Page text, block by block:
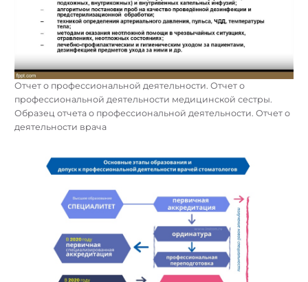
Отчет о профессиональной деятельности. Отчет о
профессиональной деятельности медицинской сестры.
Образец отчета о профессиональной деятельности. Отчет о
деятельности врача